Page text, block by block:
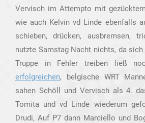
Vervisch im Attempto mit
wie auch Kelvin vd Linde ebenfalls
schieben, drücken, ausbremsen,
nutzte Samstag Nacht nichts, da
Truppe in Fehler treiben ließ
erfolgreichen, belgische WRT
sahen Schöll und Vervisch als 4.
Tomita und vd Linde wiederum
Drudi, Auf P7 dann Marciello und